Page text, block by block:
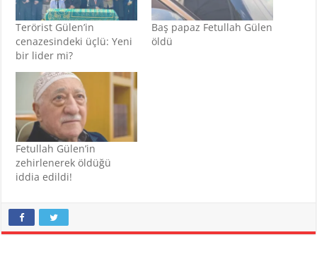
Terörist Gülen’in
cenazesindeki üçlü: Yeni
bir lider mi?
Baş papaz Fetullah Gülen
öldü
Fetullah Gülen’in
zehirlenerek öldüğü
iddia edildi!